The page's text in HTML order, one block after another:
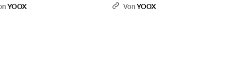
YOOX
VonYOOX